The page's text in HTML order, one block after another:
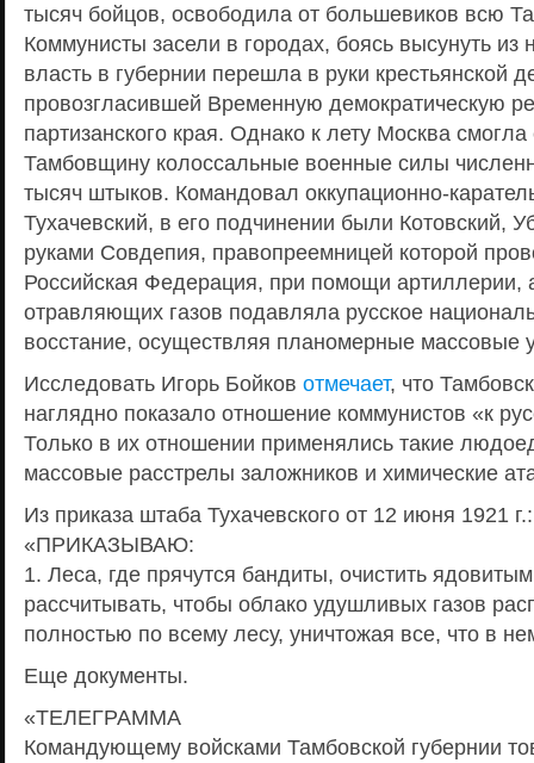
тысяч бойцов, освободила от большевиков всю
Коммунисты засели в городах, боясь высунуть из
власть в губернии перешла в руки крестьянской
провозгласившей Временную демократическую
партизанского края. Однако к лету Москва смогла
Тамбовщину колоссальные военные силы
тысяч штыков. Командовал оккупационно-
Тухачевский, в его подчинении были Котовский,
руками Совдепия, правопреемницей которой
Российская Федерация, при помощи артиллерии,
отравляющих газов подавляла русское
восстание, осуществляя планомерные массовые
Исследовать Игорь Бойков отмечает, что
наглядно показало отношение коммунистов «к
Только в их отношении применялись такие
массовые расстрелы заложников и химические
Из приказа штаба Тухачевского от 12 июня 1921 г.:
«ПРИКАЗЫВАЮ:
1. Леса, где прячутся бандиты, очистить
рассчитывать, чтобы облако удушливых газов
полностью по всему лесу, уничтожая все, что в
Еще документы.
«ТЕЛЕГРАММА
Командующему войсками Тамбовской губернии